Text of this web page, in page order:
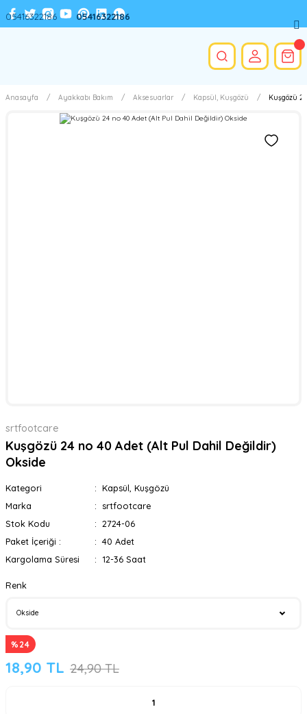
Anasayfa Ayakkabı Bakım Aksesuarlar Kapsül, Kuşgözü Kuşgözü
srtfootcare
Kuşgözü 24 no 40 Adet (Alt Pul Dahil Değildir)
Okside
Kategori
Kapsül, Kuşgözü
Marka
srtfootcare
Stok Kodu
2724-06
Paket İçeriği :
40 Adet
Kargolama Süresi
12-36 Saat
Renk
%24
18,90 TL 24,90 TL
05416322186 05416322186